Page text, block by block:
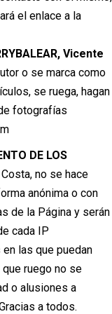
el enlace a la
Vicente
o se marca como
se ruega, hagan
fotografías
DE LOS
Costa, no se hace
anónima o con
de la Página y serán
cada IP
las que puedan
que ruego no se
o alusiones a
a todos.